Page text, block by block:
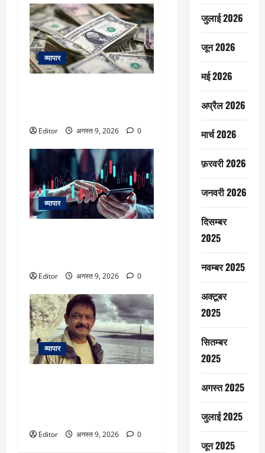
व्यापार
Editor अगस्त 9, 2026 0
व्यापार
Editor अगस्त 9, 2026 0
व्यापार
Editor अगस्त 9, 2026 0
जुलाई 2026
जून 2026
मई 2026
अप्रैल 2026
मार्च 2026
फ़रवरी 2026
जनवरी 2026
दिसम्बर
2025
नवम्बर 2025
अक्टूबर
2025
सितम्बर
2025
अगस्त 2025
जुलाई 2025
जून 2025